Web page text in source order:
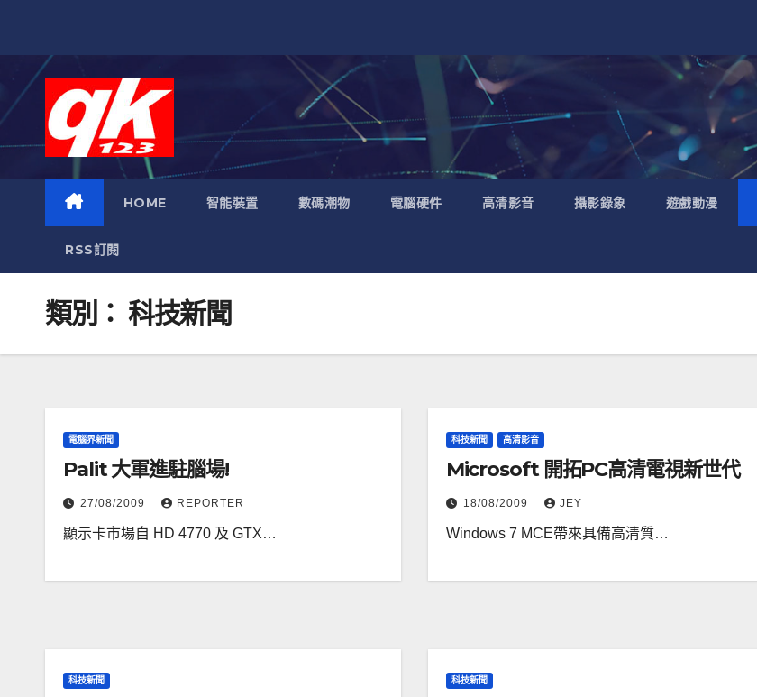
HOME 智能裝置 數碼潮物 電腦硬件 高清影音 攝影錄象 遊戲動漫
RSS訂閱
類別： 科技新聞
電腦界新聞
Palit 大軍進駐腦場!
27/08/2009 REPORTER
顯示卡市場自 HD 4770 及 GTX…
科技新聞 高清影音
Microsoft 開拓PC高清電視新世代
18/08/2009 JEY
Windows 7 MCE帶來具備高清質…
科技新聞 科技新聞